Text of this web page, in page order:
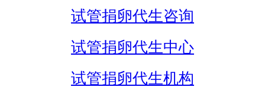
试管捐卵代生咨询
试管捐卵代生中心
试管捐卵代生机构